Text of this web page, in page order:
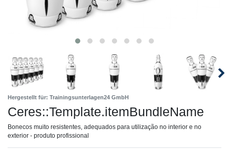
Hergestellt für: Trainingsunterlagen24 GmbH
Ceres::Template.itemBundleName
Bonecos muito resistentes, adequados para utilização no interior e no
exterior - produto profissional